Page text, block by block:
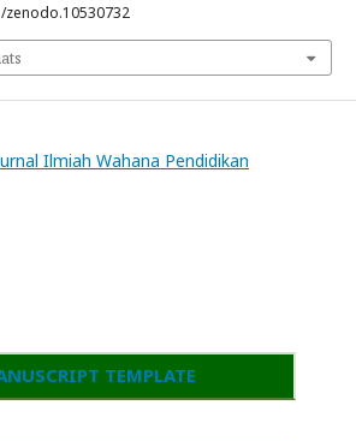
Ilmiah Wahana Pendidikan
TEMPLATE